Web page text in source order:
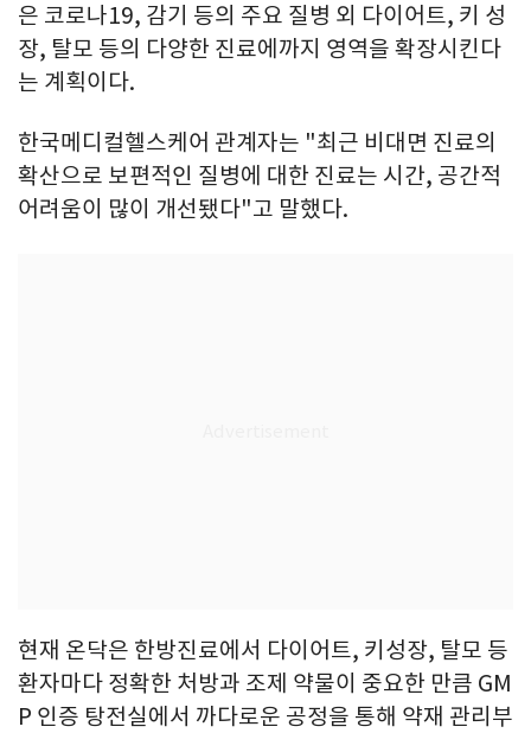
은 코로나19, 감기 등의 주요 질병 외 다이어트, 키 성
장, 탈모 등의 다양한 진료에까지 영역을 확장시킨다
는 계획이다.
한국메디컬헬스케어 관계자는 "최근 비대면 진료의
확산으로 보편적인 질병에 대한 진료는 시간, 공간적
어려움이 많이 개선됐다"고 말했다.
현재 온닥은 한방진료에서 다이어트, 키성장, 탈모 등
환자마다 정확한 처방과 조제 약물이 중요한 만큼 GM
P 인증 탕전실에서 까다로운 공정을 통해 약재 관리부